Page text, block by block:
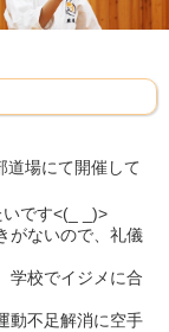
道場にて開催して
です<(_ _)>
がないので、礼儀
学校でイジメに合
動不足解消に空手